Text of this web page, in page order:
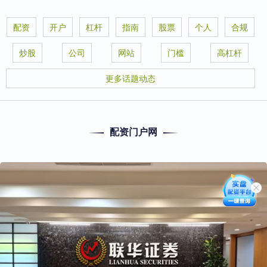
配资 开户 杠杆 指南 股票 个人 合规
炒股 公司 网站 门槛 高杠杆
更多话题动态
配资门户网